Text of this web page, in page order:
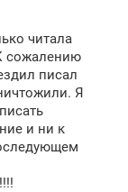
читала
сожалению
писал
Я
и ни к